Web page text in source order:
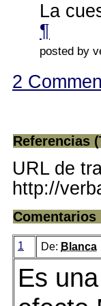
La
¶
posted by
2
Referencias
URL de
http://
Comentarios
1 De: Blanca
Es